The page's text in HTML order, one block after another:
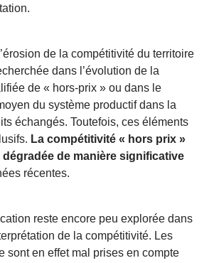
de la compétitivité du territoire
dans l’évolution de la
de « hors-prix » ou dans le
du système productif dans la
échangés. Toutefois, ces éléments
La compétitivité « hors prix »
dégradée de manière significative
récentes.
reste encore peu explorée dans
de la compétitivité. Les
sont en effet mal prises en compte